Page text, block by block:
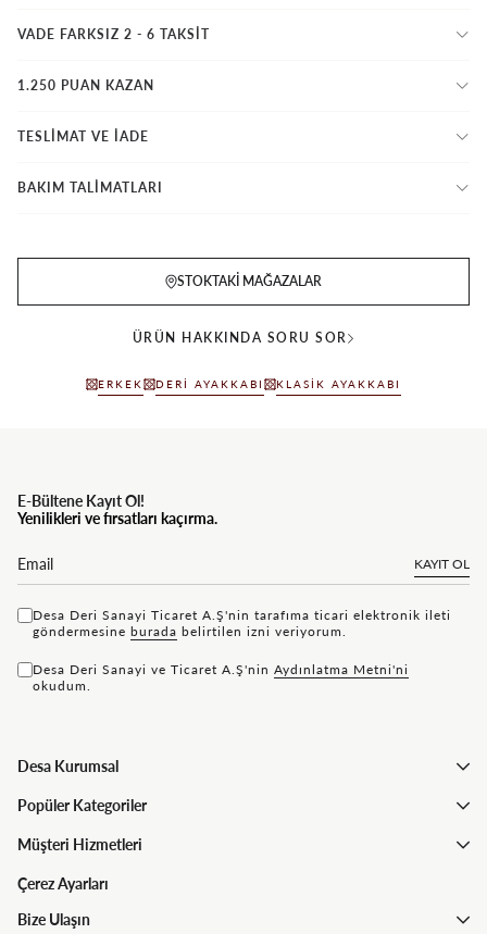
VADE FARKSIZ 2 - 6 TAKSIT
1.250 PUAN KAZAN
TESLİMAT VE İADE
BAKIM TALİMATLARI
STOKTAKI MAĞAZALAR
ÜRÜN HAKKINDA SORU SOR
ERKEK DERI AYAKKABI KLASIK AYAKKABI
E-Bültene Kayıt Ol!
Yenilikleri ve fırsatları kaçırma.
KAYIT OL
Desa Deri Sanayi Ticaret A.Ş'nin tarafıma ticari elektronik ileti
göndermesine bu rada belirtilen izni veriyorum.
Desa Deri Sanayi ve Ticaret A.Ş'nin Aydınlatma Metni'ni
okudum.
Desa Kurumsal
Popüler Kategoriler
Müşteri Hizmetleri
Çerez Ayarları
Bize Ulaşın